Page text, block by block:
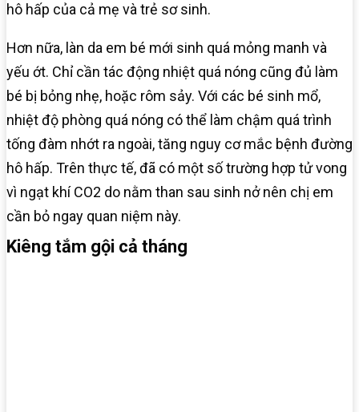
hô hấp của cả mẹ và trẻ sơ sinh.
Hơn nữa, làn da em bé mới sinh quá mỏng manh và
yếu ớt. Chỉ cần tác động nhiệt quá nóng cũng đủ làm
bé bị bỏng nhẹ, hoặc rôm sảy. Với các bé sinh mổ,
nhiệt độ phòng quá nóng có thể làm chậm quá trình
tống đàm nhớt ra ngoài, tăng nguy cơ mắc bệnh đường
hô hấp. Trên thực tế, đã có một số trường hợp tử vong
vì ngạt khí CO2 do nằm than sau sinh nở nên chị em
cần bỏ ngay quan niệm này.
Kiêng tắm gội cả tháng